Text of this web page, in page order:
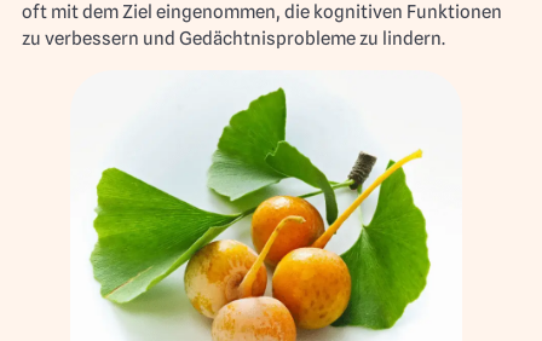
oft mit dem Ziel eingenommen, die kognitiven Funktionen
zu verbessern und Gedächtnisprobleme zu lindern.